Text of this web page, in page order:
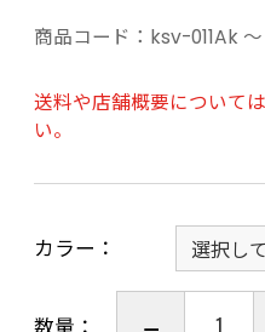
商品コード： ksv-011Ak
送料や店舗概要について
い。
カラー
数量：